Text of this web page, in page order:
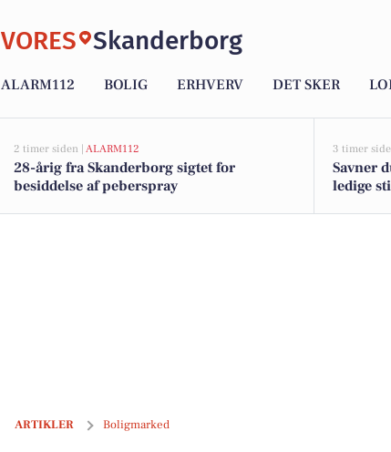
VORES Skanderborg
ALARM112 BOLIG ERHVERV DET SKER
2 timer siden | ALARM112
28-årig fra Skanderborg sigtet for
besiddelse af peberspray
3 timer
Savner
ledige
ARTIKLER Boligmarked
Regnbuevænget 9 og 9 andre boliger er kommet til salg denne uge i